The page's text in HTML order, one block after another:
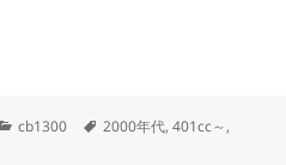
カ
cb1300
タ
2000年代,401cc～,